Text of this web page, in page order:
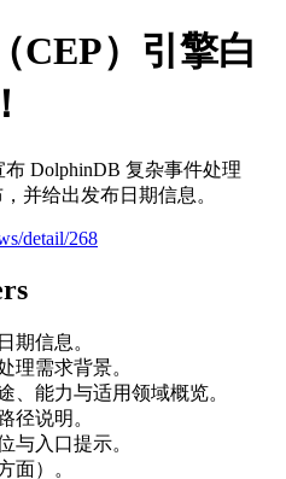
CEP）引擎白
DolphinDB 复杂事件处理
并给出发布日期信息。
detail/268
期信息。
理需求背景。
、能力与适用领域概览。
径说明。
与入口提示。
面）。